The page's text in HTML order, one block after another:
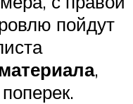
пойдут
,